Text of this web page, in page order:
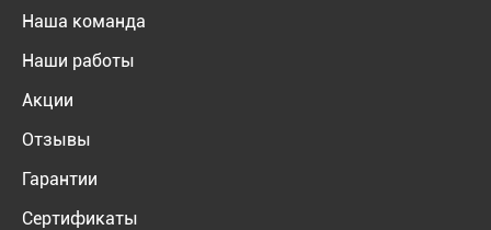
Наша команда
Наши работы
Акции
Отзывы
Гарантии
Сертификаты